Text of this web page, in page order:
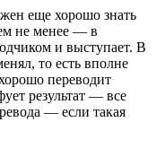
еще хорошо знать
не менее — в
и выступает. В
то есть вполне
переводит
результат — все
— если такая